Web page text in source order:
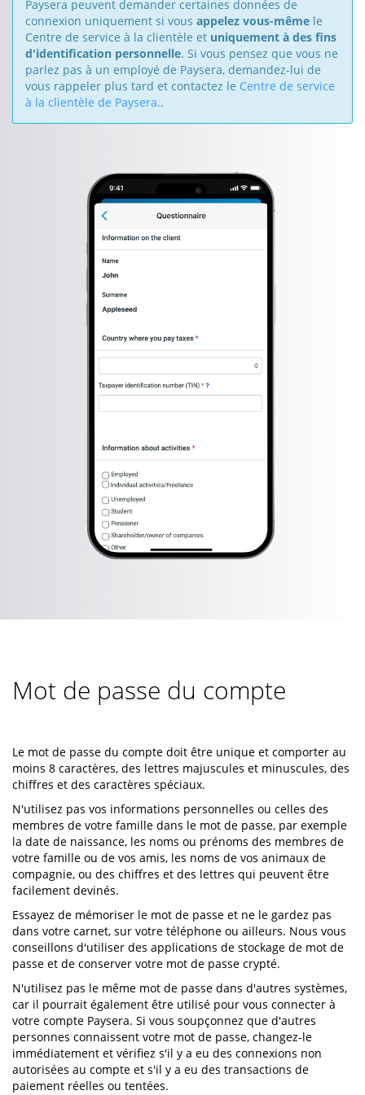
Paysera peuvent demander certaines données de
connexion uniquement si vous appelez vous-même le
Centre de service à la clientèle et uniquement à des fins
d'identification personnelle. Si vous pensez que vous ne
parlez pas à un employé de Paysera, demandez-lui de
vous rappeler plus tard et contactez le Centre de service
à la clientèle de Paysera..
Mot de passe du compte
Le mot de passe du compte doit être unique et comporter au
moins 8 caractères, des lettres majuscules et minuscules, des
chiffres et des caractères spéciaux.
N'utilisez pas vos informations personnelles ou celles des
membres de votre famille dans le mot de passe, par exemple
la date de naissance, les noms ou prénoms des membres de
votre famille ou de vos amis, les noms de vos animaux de
compagnie, ou des chiffres et des lettres qui peuvent être
facilement devinés.
Essayez de mémoriser le mot de passe et ne le gardez pas
dans votre carnet, sur votre téléphone ou ailleurs. Nous vous
conseillons d'utiliser des applications de stockage de mot de
passe et de conserver votre mot de passe crypté.
N'utilisez pas le même mot de passe dans d'autres systèmes,
car il pourrait également être utilisé pour vous connecter à
votre compte Paysera. Si vous soupçonnez que d'autres
personnes connaissent votre mot de passe, changez-le
immédiatement et vérifiez s'il y a eu des connexions non
autorisées au compte et s'il y a eu des transactions de
paiement réelles ou tentées.